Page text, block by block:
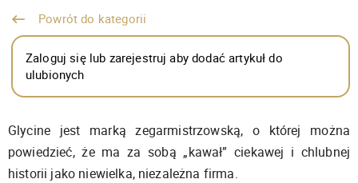
Powrót do kategorii
Zaloguj się lub zarejestruj aby dodać artykuł do
ulubionych
Glycine jest marką zegarmistrzowską, o której można
powiedzieć, że ma za sobą „kawał” ciekawej i chlubnej
historii jako niewielka, niezależna firma.